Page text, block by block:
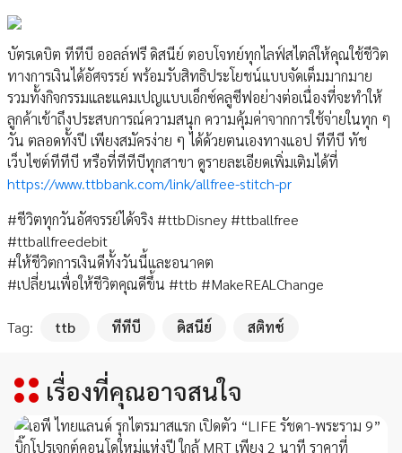
บัตรเดบิต ทีทีบี ออลล์ฟรี ดิสนีย์ ตอบโจทย์ทุกไลฟ์สไตล์ให้คุณใช้ชีวิต
ทางการเงินได้อัศจรรย์ พร้อมรับสิทธิประโยชน์แบบจัดเต็มมากมาย
รวมทั้งกิจกรรมและแคมเปญแบบเอ็กซ์คลูซีฟอย่างต่อเนื่องที่จะทำให้
ลูกค้าเข้าถึงประสบการณ์ความสนุก ความคุ้มค่าจากการใช้จ่ายในทุก ๆ
วัน ตลอดทั้งปี เพียงสมัครง่าย ๆ ได้ด้วยตนเองทางแอป ทีทีบี ทัช
เว็บไซต์ทีทีบี หรือที่ทีทีบีทุกสาขา ดูรายละเอียดเพิ่มเติมได้ที่
https://www.ttbbank.com/link/allfree-stitch-pr
#ชีวิตทุกวันอัศจรรย์ได้จริง #ttbDisney #ttballfree
#ttballfreedebit
#ให้ชีวิตการเงินดีทั้งวันนี้และอนาคต
#เปลี่ยนเพื่อให้ชีวิตคุณดีขึ้น #ttb #MakeREALChange
Tag: ttb ทีทีบี ดิสนีย์ สติทช์
เรื่องที่คุณอาจสนใจ